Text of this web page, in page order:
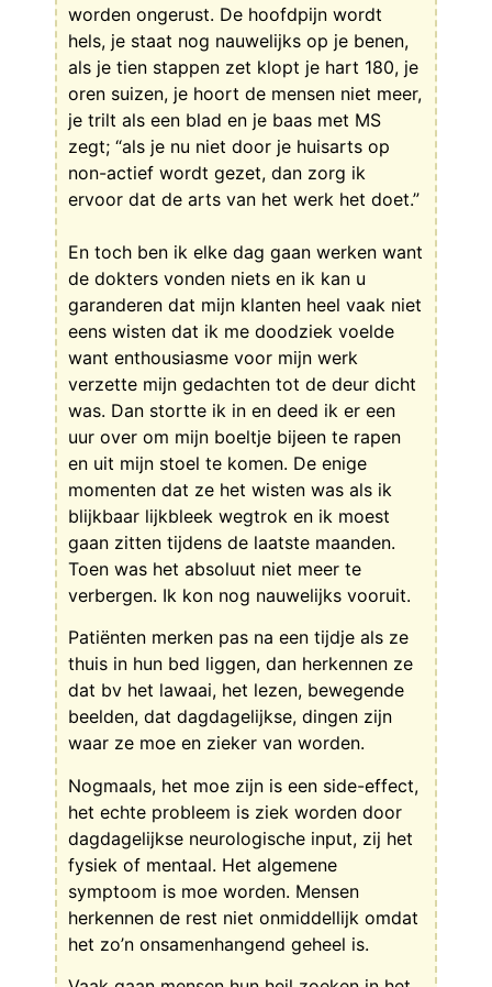
worden ongerust. De hoofdpijn wordt
hels, je staat nog nauwelijks op je benen,
als je tien stappen zet klopt je hart 180, je
oren suizen, je hoort de mensen niet meer,
je trilt als een blad en je baas met MS
zegt; “als je nu niet door je huisarts op
non-actief wordt gezet, dan zorg ik
ervoor dat de arts van het werk het doet.”
En toch ben ik elke dag gaan werken want
de dokters vonden niets en ik kan u
garanderen dat mijn klanten heel vaak niet
eens wisten dat ik me doodziek voelde
want enthousiasme voor mijn werk
verzette mijn gedachten tot de deur dicht
was. Dan stortte ik in en deed ik er een
uur over om mijn boeltje bijeen te rapen
en uit mijn stoel te komen. De enige
momenten dat ze het wisten was als ik
blijkbaar lijkbleek wegtrok en ik moest
gaan zitten tijdens de laatste maanden.
Toen was het absoluut niet meer te
verbergen. Ik kon nog nauwelijks vooruit.
Patiënten merken pas na een tijdje als ze
thuis in hun bed liggen, dan herkennen ze
dat bv het lawaai, het lezen, bewegende
beelden, dat dagdagelijkse, dingen zijn
waar ze moe en zieker van worden.
Nogmaals, het moe zijn is een side-effect,
het echte probleem is ziek worden door
dagdagelijkse neurologische input, zij het
fysiek of mentaal. Het algemene
symptoom is moe worden. Mensen
herkennen de rest niet onmiddellijk omdat
het zo’n onsamenhangend geheel is.